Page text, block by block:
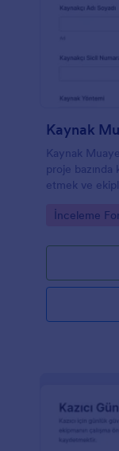
Kaynak
Kaynak
proje bazında
etmek ve
için idealdir.
Go to
İnceleme